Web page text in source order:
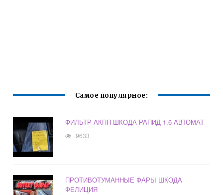
Самое популярное:
ФИЛЬТР АКПП ШКОДА РАПИД 1.6 АВТОМАТ
9633
ПРОТИВОТУМАННЫЕ ФАРЫ ШКОДА
ФЕЛИЦИЯ